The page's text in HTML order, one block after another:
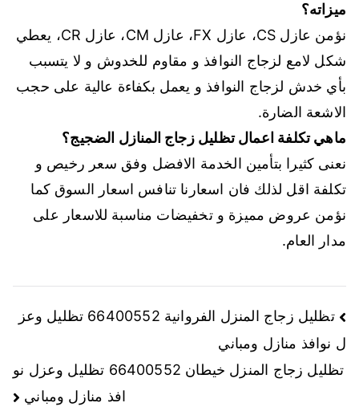
ميزاته؟
نؤمن عازل CS، عازل FX، عازل CM، عازل CR، يعطي
شكل لامع لزجاج النوافذ و مقاوم للخدوش و لا يتسبب
بأي خدش لزجاج النوافذ و يعمل بكفاءة عالية على حجب
الاشعة الضارة.
ماهي تكلفة اعمال تظليل زجاج المنازل الضجيج؟
نعنى كثيرا بتأمين الخدمة الافضل وفق سعر رخيص و
تكلفة اقل لذلك فان اسعارنا تنافس اسعار السوق كما
نؤمن عروض مميزة و تخفيضات مناسبة للاسعار على
مدار العام.
تظليل زجاج المنزل الفروانية 66400552 تظليل وعز
ل نوافذ منازل ومباني
تظليل زجاج المنزل خيطان 66400552 تظليل وعزل نو
افذ منازل ومباني